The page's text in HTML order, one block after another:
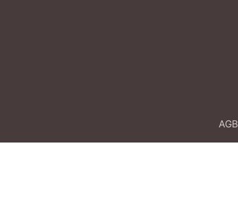
AGB